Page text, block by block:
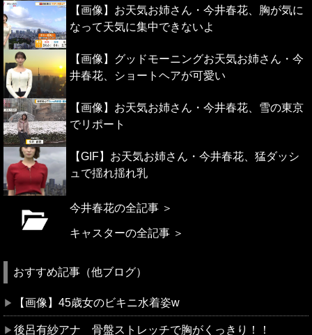
【画像】お天気お姉さん・今井春花、胸が気に
なって天気に集中できないよ
【画像】グッドモーニングお天気お姉さん・今
井春花、ショートヘアが可愛い
【画像】お天気お姉さん・今井春花、雪の東京
でリポート
【GIF】お天気お姉さん・今井春花、猛ダッシ
ュで揺れ揺れ乳
今井春花の全記事 ＞
キャスターの全記事 ＞
おすすめ記事（他ブログ）
【画像】45歳女のビキニ水着姿w
後呂有紗アナ 骨盤ストレッチで胸がくっきり！！